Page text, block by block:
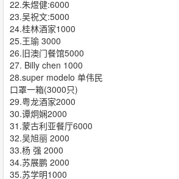
22.朱煜健:6000
23.吴祝文:5000
24.桂林酒家1000
25.王瑜 3000
26.旧澳门餐馆5000
27. Billy chen 1000
28.super modelo 单伟民
口罩一箱(3000只)
29.粤龙酒家2000
30.谭炯娴2000
31.蒙古利亚餐厅6000
32.吴旭丽 2000
33.杨 强 2000
34.苏展鹏 2000
35.苏学明1000